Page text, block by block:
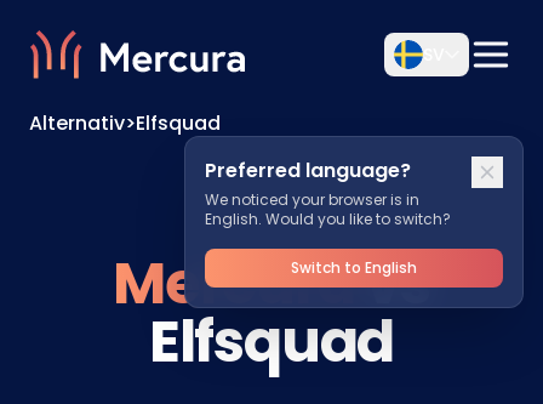
Preferred language?
We noticed your browser is in
English. Would you like to switch?
Switch to English
Alternativ>Elfsquad
Mercuravs
Elfsquad